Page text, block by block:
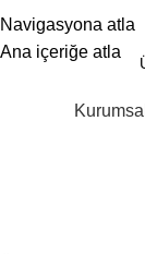
Navigasyona atla
Ana içeriğe atla
Kurumsal